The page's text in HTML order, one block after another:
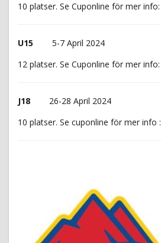
10 platser. Se Cuponline för mer info:
U15 5-7 April 2024
12 platser. Se Cuponline för mer info:
J18 26-28 April 2024
10 platser. Se cuponline för mer info :